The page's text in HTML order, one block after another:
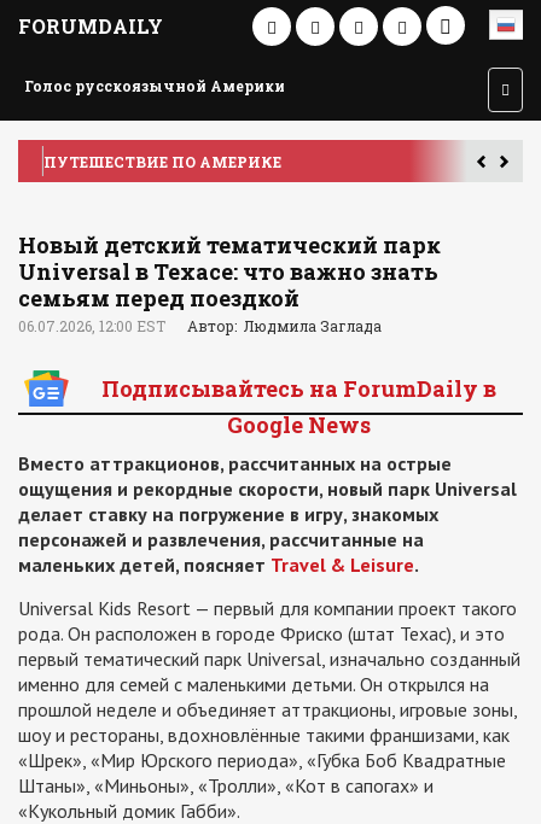
FORUMDAILY
Голос русскоязычной Америки
ПУТЕШЕСТВИЕ ПО АМЕРИКЕ
Новый детский тематический парк
Universal в Техасе: что важно знать
семьям перед поездкой
06.07.2026, 12:00 EST Автор: Людмила Заглада
Подписывайтесь на ForumDaily в
Google News
Вместо аттракционов, рассчитанных на острые
ощущения и рекордные скорости, новый парк Universal
делает ставку на погружение в игру, знакомых
персонажей и развлечения, рассчитанные на
маленьких детей, поясняет Travel & Leisure.
Universal Kids Resort — первый для компании проект такого
рода. Он расположен в городе Фриско (штат Техас), и это
первый тематический парк Universal, изначально созданный
именно для семей с маленькими детьми. Он открылся на
прошлой неделе и объединяет аттракционы, игровые зоны,
шоу и рестораны, вдохновлённые такими франшизами, как
«Шрек», «Мир Юрского периода», «Губка Боб Квадратные
Штаны», «Миньоны», «Тролли», «Кот в сапогах» и
«Кукольный домик Габби».